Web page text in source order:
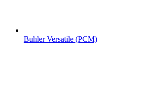
Buhler Versatile (РСМ)